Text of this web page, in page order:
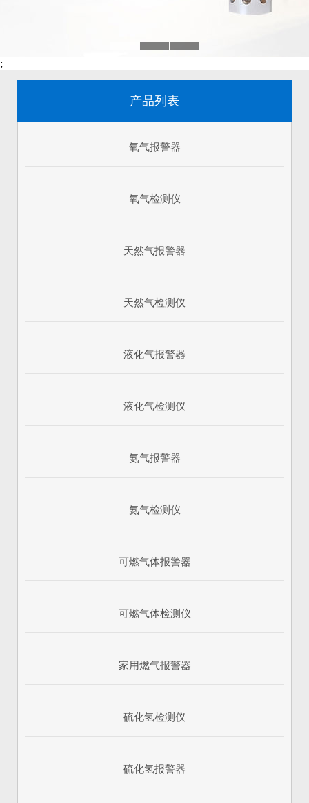
;
产品列表
氧气报警器
氧气检测仪
天然气报警器
天然气检测仪
液化气报警器
液化气检测仪
氨气报警器
氨气检测仪
可燃气体报警器
可燃气体检测仪
家用燃气报警器
硫化氢检测仪
硫化氢报警器